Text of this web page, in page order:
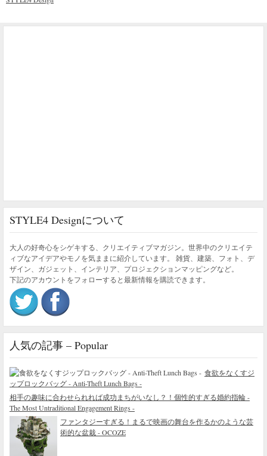
STYLE4 Designについて
大人の好奇心をシゲキする、クリエイティブマガジン。世界中のクリエイテ
ィブなアイデアやモノを気ままに紹介しています。 雑貨、建築、フォト、デ
ザイン、ガジェット、インテリア、プロジェクションマッピングなど。
下記のアカウントをフォローすると最新情報を購読できます。
人気の記事 – Popular
食欲をなくすジ
ップロックバッグ - Anti-Theft Lunch Bags -
相手の趣味に合わせられれば成功まちがいなし？！個性的すぎる婚約指輪 -
The Most Untraditional Engagement Rings -
ファンタジーすぎる！まるで映画の舞台を作るかのような芸
術的な盆栽 - OCOZE